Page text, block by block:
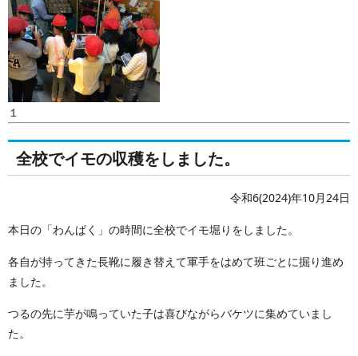
１
全校でイモの収穫をしました。
令和6(2024)年10月24日
本日の「わんぱく」の時間に全校でイモ堀りをしました。
各自が持ってきた長靴に履き替えて軍手をはめて班ごとに掘り進め
ました。
つるの先に芋が鳴っていた子は喜びながらバケツに集めていまし
た。